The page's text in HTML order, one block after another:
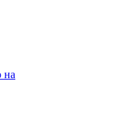
на